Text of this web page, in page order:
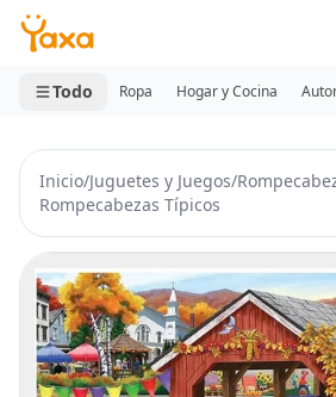
MINI CARRITO
0 productos
Todo Ropa Hogar y Cocina
Inicio/Juguetes y Juegos/
Rompecabezas Típicos